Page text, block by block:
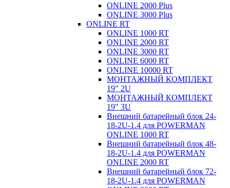
ONLINE 2000 Plus
ONLINE 3000 Plus
ONLINE RT
ONLINE 1000 RT
ONLINE 2000 RT
ONLINE 3000 RT
ONLINE 6000 RT
ONLINE 10000 RT
МОНТАЖНЫЙ КОМПЛЕКТ
19" 2U
МОНТАЖНЫЙ КОМПЛЕКТ
19" 3U
Внешний батарейный блок 24-
18-2U-1.4 для POWERMAN
ONLINE 1000 RT
Внешний батарейный блок 48-
18-2U-1.4 для POWERMAN
ONLINE 2000 RT
Внешний батарейный блок 72-
18-2U-1.4 для POWERMAN